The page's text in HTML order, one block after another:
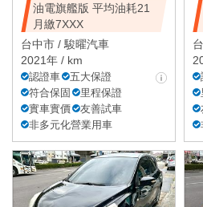
油電旗艦版 平均油耗21
月繳7XXX
台中市 / 駿曜汽車
2021年 / km
認證車
五大保證
符合保固
里程保證
實車實價
友善試車
非多元化營業用車